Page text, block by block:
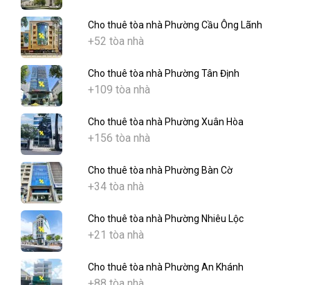
Cho thuê tòa nhà Phường Cầu Ông Lãnh
+52 tòa nhà
Cho thuê tòa nhà Phường Tân Định
+109 tòa nhà
Cho thuê tòa nhà Phường Xuân Hòa
+156 tòa nhà
Cho thuê tòa nhà Phường Bàn Cờ
+34 tòa nhà
Cho thuê tòa nhà Phường Nhiêu Lộc
+21 tòa nhà
Cho thuê tòa nhà Phường An Khánh